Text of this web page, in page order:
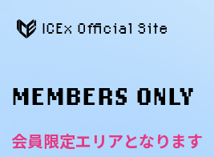
ICEx Official Site
MEMBERS ONLY
会員限定エリアとなります